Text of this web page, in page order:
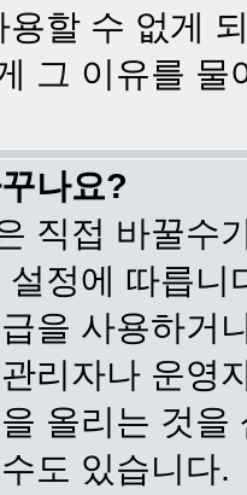
용할 수 없게
그 이유를 물
나요?
직접 바꿀수
정에 따릅
을 사용하거
리자나 운영
올리는 것
도 있습니다.